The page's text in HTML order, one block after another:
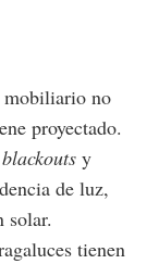
mobiliario no
proyectado.
blackouts y
de luz,
solar.
tienen